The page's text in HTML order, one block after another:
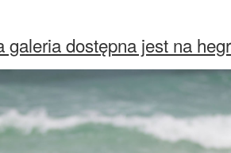
galeria dostępna jest na